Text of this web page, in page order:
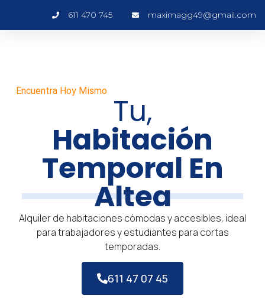
611 470 745 maximagg49@gmail.com
Encuentra Hoy Mismo
Tu,
Habitación
Temporal En
Altea
Alquiler de habitaciones cómodas y accesibles, ideal
para trabajadores y estudiantes para cortas
temporadas.
611 47 07 45